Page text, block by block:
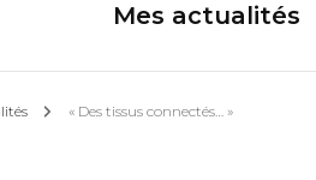
Mes actualités
« Des tissus connectés… »